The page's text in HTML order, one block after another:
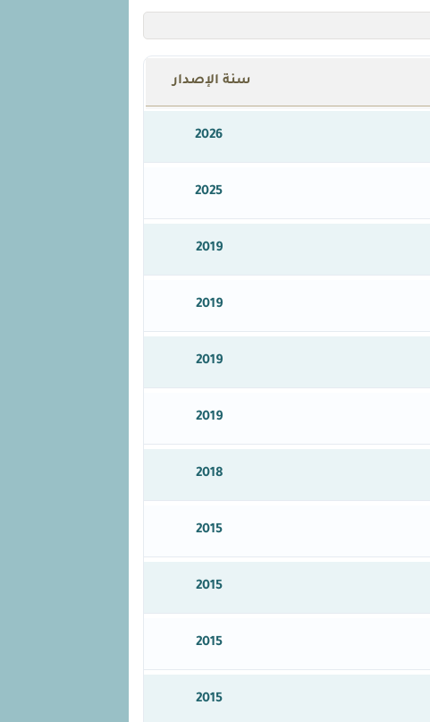
سنة الإصدار
2026
2025
2019
2019
2019
2019
2018
2015
2015
2015
2015